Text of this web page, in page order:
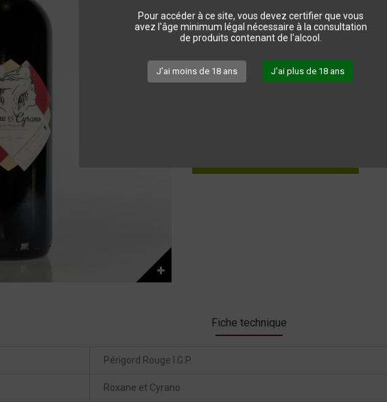
Pour accéder à ce site, vous devez certifier que vous
avez l'âge minimum légal nécessaire à la consultation
de produits contenant de l'alcool.
J'ai moins de 18 ans J'ai plus de 18 ans
7,00 €TTC
Fiche technique
Périgord Rouge I.G.P.
Roxane et Cyrano